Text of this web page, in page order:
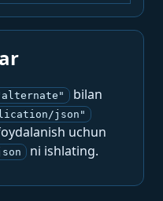
bilan
json"
uchun
ni ishlating.